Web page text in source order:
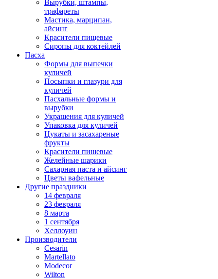
Вырубки, штампы,
трафареты
Мастика, марципан,
айсинг
Красители пищевые
Сиропы для коктейлей
Пасха
Формы для выпечки
куличей
Посыпки и глазури для
куличей
Пасхальные формы и
вырубки
Украшения для куличей
Упаковка для куличей
Цукаты и засахареные
фрукты
Красители пищевые
Желейные шарики
Сахарная паста и айсинг
Цветы вафельные
Другие праздники
14 февраля
23 февраля
8 марта
1 сентября
Хеллоуин
Производители
Cesarin
Martellato
Modecor
Wilton